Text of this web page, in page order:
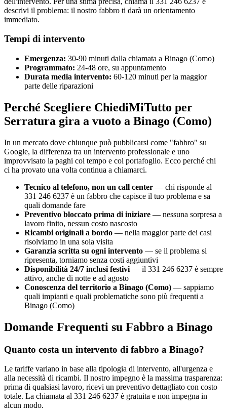
descrivi il problema: il nostro fabbro ti darà un orientamento
immediato.
Tempi di intervento
Emergenza: 30-90 minuti dalla chiamata a Binago (Como)
Programmato: 24-48 ore, su appuntamento
Durata media intervento: 60-120 minuti per la maggior
parte delle riparazioni
Perché Scegliere ChiediMiTutto per
Serratura gira a vuoto a Binago (Como)
In un mercato dove chiunque può pubblicarsi come "fabbro" su
Google, la differenza tra un intervento professionale e uno
improvvisato la paghi col tempo e col portafoglio. Ecco perché chi
ci ha provato una volta continua a chiamarci.
Tecnico al telefono, non un call center — chi risponde al
331 246 6237 è un fabbro che capisce il tuo problema e sa
quali domande fare
Preventivo bloccato prima di iniziare — nessuna sorpresa a
lavoro finito, nessun costo nascosto
Ricambi originali a bordo — nella maggior parte dei casi
risolviamo in una sola visita
Garanzia scritta su ogni intervento — se il problema si
ripresenta, torniamo senza costi aggiuntivi
Disponibilità 24/7 inclusi festivi — il 331 246 6237 è sempre
attivo, anche di notte e ad agosto
Conoscenza del territorio a Binago (Como) — sappiamo
quali impianti e quali problematiche sono più frequenti a
Binago (Como)
Domande Frequenti su Fabbro a Binago
Quanto costa un intervento di fabbro a Binago?
Le tariffe variano in base alla tipologia di intervento, all'urgenza e
alla necessità di ricambi. Il nostro impegno è la massima trasparenza:
prima di qualsiasi lavoro, ricevi un preventivo dettagliato con costo
totale. La chiamata al 331 246 6237 è gratuita e non impegna in
alcun modo.